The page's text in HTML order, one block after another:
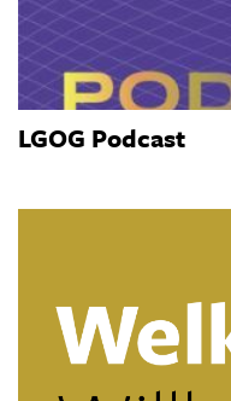
LGOG Podcast